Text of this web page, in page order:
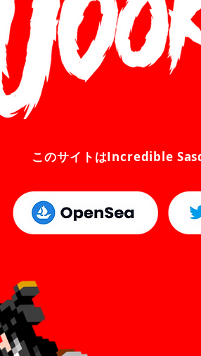
このサイトはIncredible